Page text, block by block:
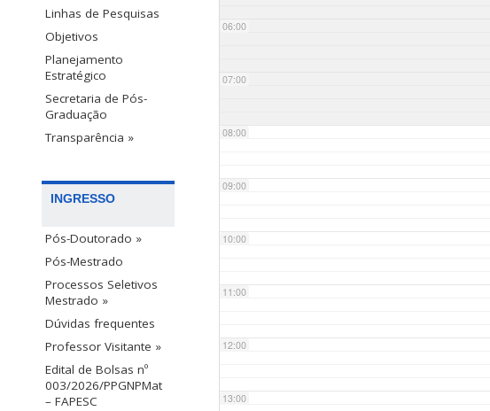
Linhas de Pesquisas
Objetivos
Planejamento
Estratégico
Secretaria de Pós-
Graduação
Transparência »
INGRESSO
Pós-Doutorado »
Pós-Mestrado
Processos Seletivos
Mestrado »
Dúvidas frequentes
Professor Visitante »
Edital de Bolsas nº
003/2026/PPGNPMat
– FAPESC
06:00
07:00
08:00
09:00
10:00
11:00
12:00
13:00